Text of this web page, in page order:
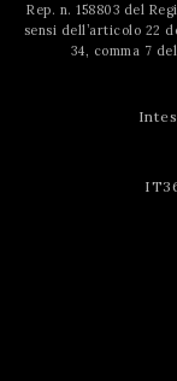
Rep. n. 158803 del
sensi dell’articolo 22
34, comma 7